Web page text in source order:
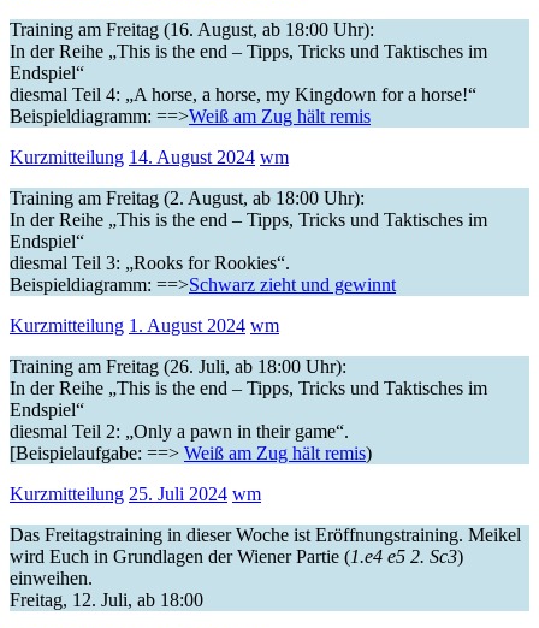
Training am Freitag (16. August, ab 18:00 Uhr):
In der Reihe „This is the end – Tipps, Tricks und Taktisches im
Endspiel“
diesmal Teil 4: „A horse, a horse, my Kingdown for a horse!“
Beispieldiagramm: ==>Weiß am Zug hält remis
Kurzmitteilung 14. August 2024 wm
Training am Freitag (2. August, ab 18:00 Uhr):
In der Reihe „This is the end – Tipps, Tricks und Taktisches im
Endspiel“
diesmal Teil 3: „Rooks for Rookies“.
Beispieldiagramm: ==>Schwarz zieht und gewinnt
Kurzmitteilung 1. August 2024 wm
Training am Freitag (26. Juli, ab 18:00 Uhr):
In der Reihe „This is the end – Tipps, Tricks und Taktisches im
Endspiel“
diesmal Teil 2: „Only a pawn in their game“.
[Beispielaufgabe: ==> Weiß am Zug hält remis)
Kurzmitteilung 25. Juli 2024 wm
Das Freitagstraining in dieser Woche ist Eröffnungstraining. Meikel
wird Euch in Grundlagen der Wiener Partie (1.e4 e5 2. Sc3)
einweihen.
Freitag, 12. Juli, ab 18:00